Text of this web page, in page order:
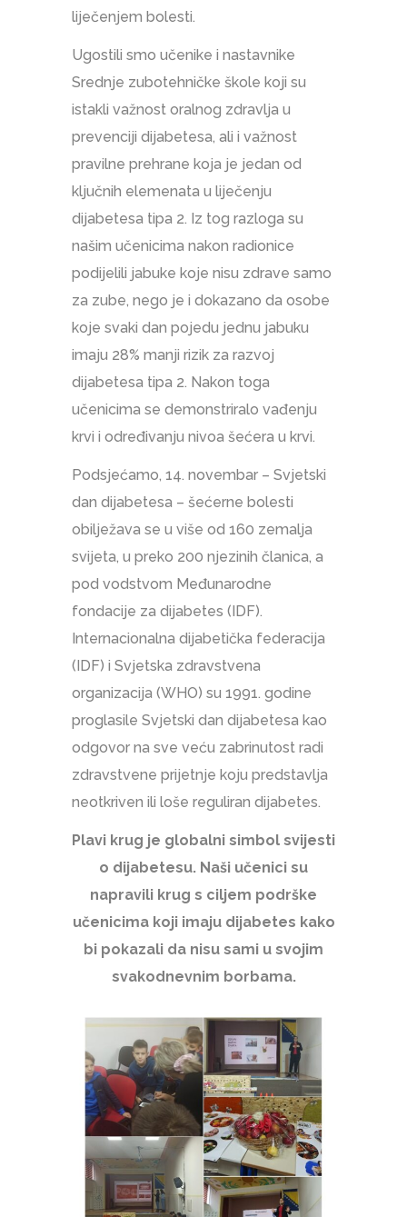
liječenjem bolesti.
Ugostili smo učenike i nastavnike
Srednje zubotehničke škole koji su
istakli važnost oralnog zdravlja u
prevenciji dijabetesa, ali i važnost
pravilne prehrane koja je jedan od
ključnih elemenata u liječenju
dijabetesa tipa 2. Iz tog razloga su
našim učenicima nakon radionice
podijelili jabuke koje nisu zdrave samo
za zube, nego je i dokazano da osobe
koje svaki dan pojedu jednu jabuku
imaju 28% manji rizik za razvoj
dijabetesa tipa 2. Nakon toga
učenicima se demonstriralo vađenju
krvi i određivanju nivoa šećera u krvi.
Podsjećamo, 14. novembar – Svjetski
dan dijabetesa – šećerne bolesti
obilježava se u više od 160 zemalja
svijeta, u preko 200 njezinih članica, a
pod vodstvom Međunarodne
fondacije za dijabetes (IDF).
Internacionalna dijabetička federacija
(IDF) i Svjetska zdravstvena
organizacija (WHO) su 1991. godine
proglasile Svjetski dan dijabetesa kao
odgovor na sve veću zabrinutost radi
zdravstvene prijetnje koju predstavlja
neotkriven ili loše reguliran dijabetes.
Plavi krug je globalni simbol svijesti
o dijabetesu. Naši učenici su
napravili krug s ciljem podrške
učenicima koji imaju dijabetes kako
bi pokazali da nisu sami u svojim
svakodnevnim borbama.